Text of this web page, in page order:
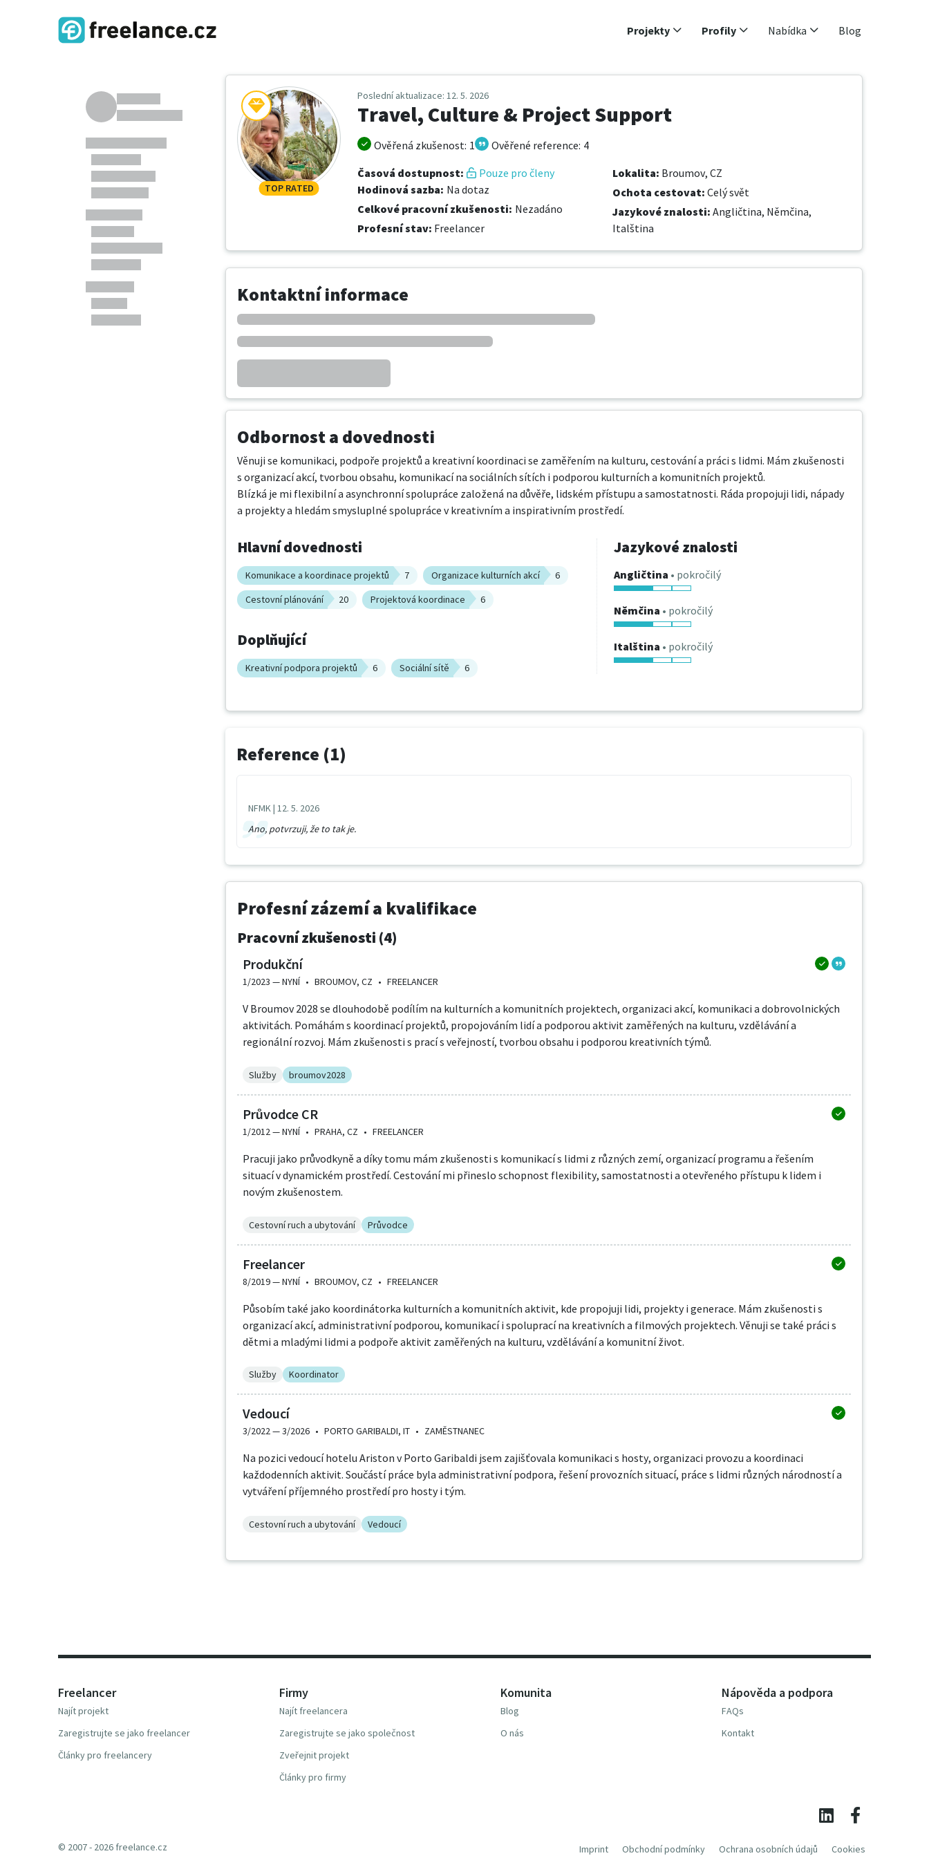
Projekty Profily Nabídka Blog
TOP RATED
Poslední aktualizace: 12. 5. 2026
Travel, Culture & Project Support
Ověřená zkušenost: 1 Ověřené reference: 4
Časová dostupnost:
Pouze pro členy
Hodinová sazba: Na dotaz
Celkové pracovní zkušenosti: Nezadáno
Profesní stav: Freelancer
Lokalita: Broumov, CZ
Ochota cestovat: Celý svět
Jazykové znalosti: Angličtina, Němčina,
Italština
Kontaktní informace
Odbornost a dovednosti
Věnuji se komunikaci, podpoře projektů a kreativní koordinaci se zaměřením na kulturu, cestování a práci s lidmi. Mám zkušenosti
s organizací akcí, tvorbou obsahu, komunikací na sociálních sítích i podporou kulturních a komunitních projektů.
Blízká je mi flexibilní a asynchronní spolupráce založená na důvěře, lidském přístupu a samostatnosti. Ráda propojuji lidi, nápady
a projekty a hledám smysluplné spolupráce v kreativním a inspirativním prostředí.
Hlavní dovednosti
Komunikace a koordinace projektů 7 Organizace kulturních akcí
6
Cestovní plánování
20 Projektová koordinace 6
Doplňující
Kreativní podpora projektů 6 Sociální sítě 6
Jazykové znalosti
Angličtina • pokročilý
Němčina • pokročilý
Italština • pokročilý
Reference (1)
NFMK | 12. 5. 2026
Ano, potvrzuji, že to tak je.
Profesní zázemí a kvalifikace
Pracovní zkušenosti (4)
Produkční
1/2023 —NYNÍ • BROUMOV, CZ • FREELANCER
V Broumov 2028 se dlouhodobě podílím na kulturních a komunitních projektech, organizaci akcí, komunikaci a dobrovolnických
aktivitách. Pomáhám s koordinací projektů, propojováním lidí a podporou aktivit zaměřených na kulturu, vzdělávání a
regionální rozvoj. Mám zkušenosti s prací s veřejností, tvorbou obsahu i podporou kreativních týmů.
Služby broumov2028
Průvodce CR
1/2012 —NYNÍ • PRAHA, CZ • FREELANCER
Pracuji jako průvodkyně a díky tomu mám zkušenosti s komunikací s lidmi z různých zemí, organizací programu a řešením
situací v dynamickém prostředí. Cestování mi přineslo schopnost flexibility, samostatnosti a otevřeného přístupu k lidem i
novým zkušenostem.
Cestovní ruch a ubytování Průvodce
Freelancer
8/2019 —NYNÍ • BROUMOV, CZ • FREELANCER
Působím také jako koordinátorka kulturních a komunitních aktivit, kde propojuji lidi, projekty i generace. Mám zkušenosti s
organizací akcí, administrativní podporou, komunikací i spoluprací na kreativních a filmových projektech. Věnuji se také práci s
dětmi a mladými lidmi a podpoře aktivit zaměřených na kulturu, vzdělávání a komunitní život.
Služby Koordinator
Vedoucí
3/2022 —3/2026 • PORTO GARIBALDI, IT • ZAMĚSTNANEC
Na pozici vedoucí hotelu Ariston v Porto Garibaldi jsem zajišťovala komunikaci s hosty, organizaci provozu a koordinaci
každodenních aktivit. Součástí práce byla administrativní podpora, řešení provozních situací, práce s lidmi různých národností a
vytváření příjemného prostředí pro hosty i tým.
Cestovní ruch a ubytování Vedoucí
Freelancer
Najít projekt
Zaregistrujte se jako freelancer
Články pro freelancery
Firmy
Najít freelancera
Zaregistrujte se jako společnost
Zveřejnit projekt
Články pro firmy
Komunita
Blog
O nás
Nápověda a podpora
FAQs
Kontakt
Imprint Obchodní podmínky Ochrana osobních údajů Cookies
© 2007 - 2026 freelance.cz